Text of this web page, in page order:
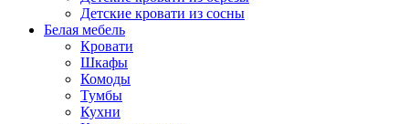
Детские кровати из сосны
Белая мебель
Кровати
Шкафы
Комоды
Тумбы
Кухни